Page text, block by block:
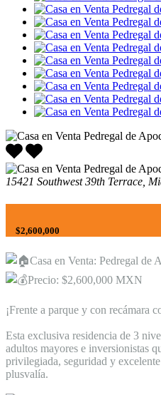
15421 Southwest 39th Terrace,
$2,600,000
Casa en Venta: Pedregal de
Precio: $2,600,000 MXN
¡Frente a parque y con recámara
Esta exclusiva residencia de 3
adultos mayores e inversionistas
privilegiada, seguridad y
plusvalía.